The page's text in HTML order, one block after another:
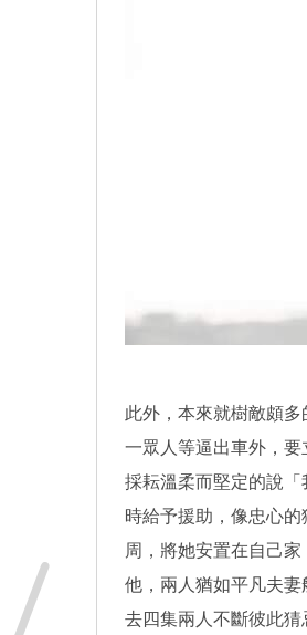
此外，本來就樹敵頗
一眾人等逼出車外，
採耘溫柔而堅定的說
時給予援助，像忠心
周，將她安置在自己
他，兩人猶如平凡夫
去四集兩人不斷彼此